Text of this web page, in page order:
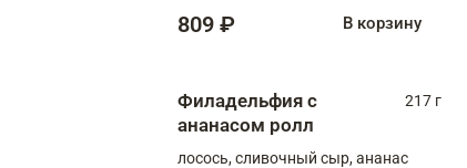
809 ₽ В корзину
Филадельфия с
ананасом ролл
217 г
лосось, сливочный сыр, ананас